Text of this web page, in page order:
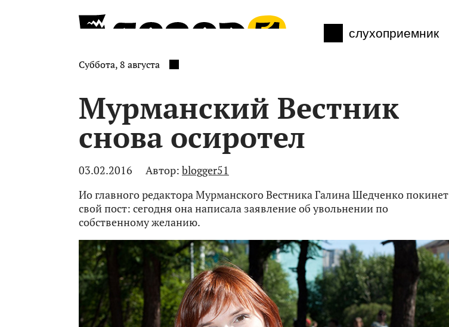
слухоприемник
Суббота, 8 августа
Мурманский Вестник
снова осиротел
03.02.2016 Автор: blogger51
Ио главного редактора Мурманского Вестника Галина Шедченко покинет
свой пост: сегодня она написала заявление об увольнении по
собственному желанию.